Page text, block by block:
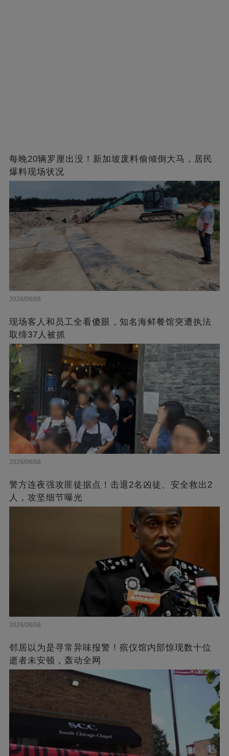
每晚20辆罗厘出没！新加坡废料偷倾倒大马，居民
爆料现场状况
2026/08/08
现场客人和员工全看傻眼，知名海鲜餐馆突遭执法
取缔37人被抓
2026/08/08
警方连夜强攻匪徒据点！击退2名凶徒、安全救出2
人，攻坚细节曝光
2026/08/08
邻居以为是寻常异味报警！殡仪馆内部惊现数十位
逝者未安顿，轰动全网